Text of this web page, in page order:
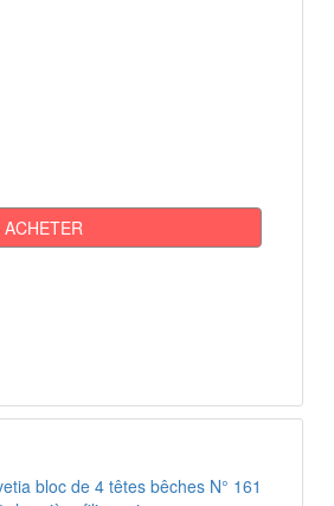
ACHETER